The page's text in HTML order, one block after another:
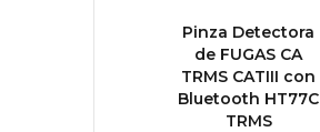
Pinza Detectora
de FUGAS CA
TRMS CATIII con
Bluetooth HT77C
TRMS